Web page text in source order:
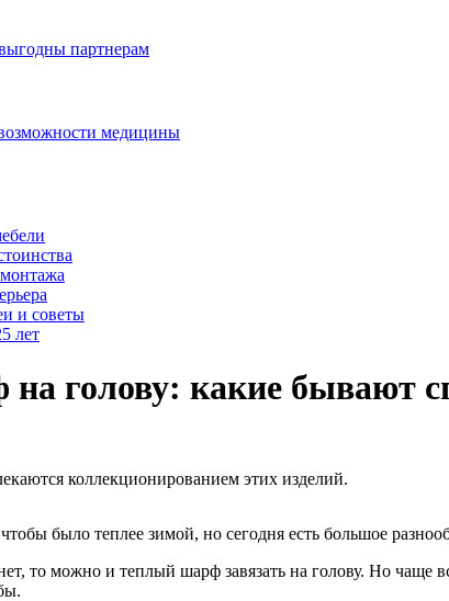
партнерам
медицины
и советы
лет
голову: какие бывают
коллекционированием этих изделий.
было теплее зимой, но сегодня есть большое
то можно и теплый шарф завязать на голову. Но